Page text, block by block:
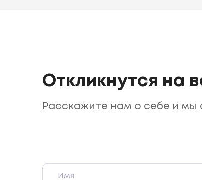
Откликнутся на
Расскажите нам о себе и мы